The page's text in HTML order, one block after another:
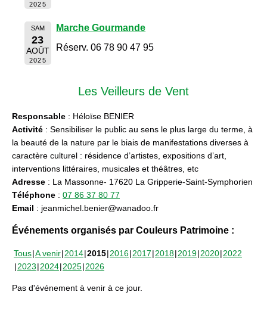
2025
SAM
23
AOÛT
2025
Marche Gourmande
Réserv. 06 78 90 47 95
Les Veilleurs de Vent
Responsable : Héloïse BENIER
Activité : Sensibiliser le public au sens le plus large du terme, à
la beauté de la nature par le biais de manifestations diverses à
caractère culturel : résidence d’artistes, expositions d’art,
interventions littéraires, musicales et théâtres, etc
Adresse : La Massonne- 17620 La Gripperie-Saint-Symphorien
Téléphone : 07 86 37 80 77
Email : jeanmichel.benier@wanadoo.fr
Événements organisés par Couleurs Patrimoine :
Tous A venir 2014 2015 2016 2017 2018 2019 2020 2022
2023 2024 2025 2026
Pas d'événement à venir à ce jour.